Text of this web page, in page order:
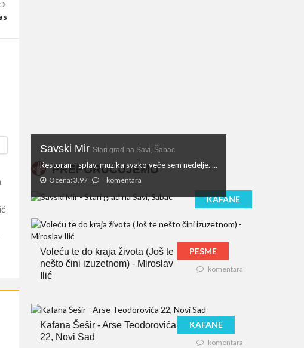
PREPORUČUJEMO
KAFANE
Savski Mir Stari grad na Savi, Šabac
Restoran - splav, muzika svako veče sem nedelje. ...
Ocena: 3.97 komentara
Voleću te do kraja života (Još te
nešto čini izuzetnom) - Miroslav
Ilić
PESME
komentara
Kafana Šešir - Arse Teodorovića
22, Novi Sad
KAFANE
komentara